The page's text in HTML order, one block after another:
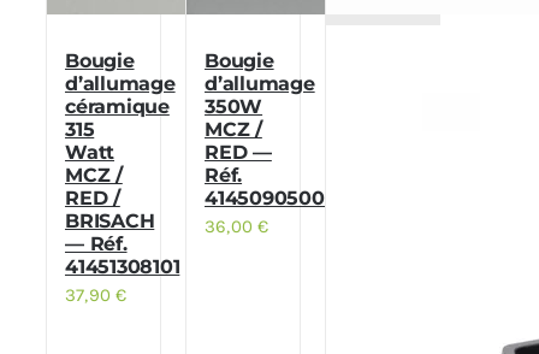
Bougie
d’allumage
céramique
315
Watt
MCZ /
RED /
BRISACH
— Réf.
41451308101
37,90€
Bougie
d’allumage
350W
MCZ /
RED —
Réf.
41450905000
36,00€